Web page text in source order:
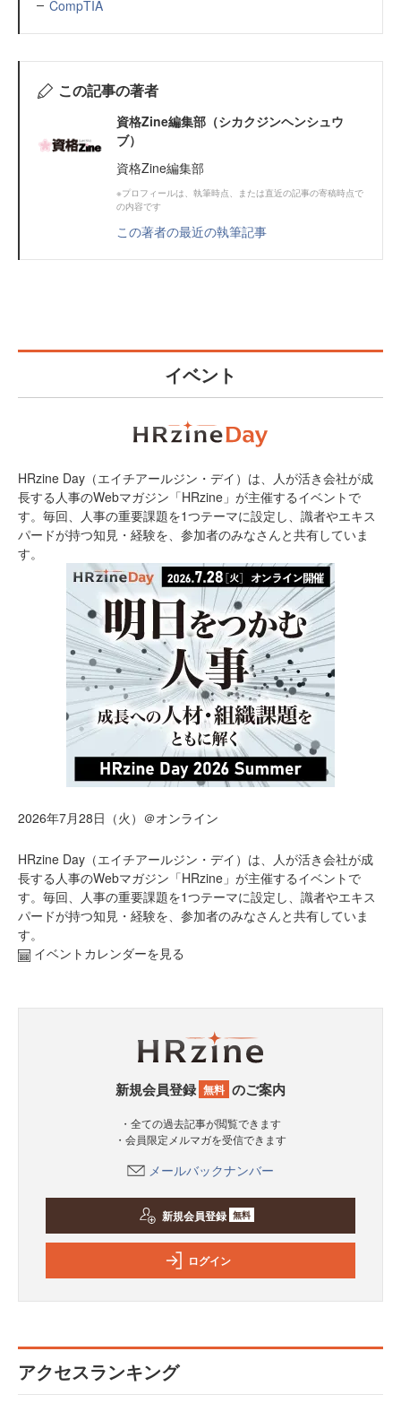
CompTIA
この記事の著者
資格Zine編集部（シカクジンヘンシュウ
ブ）
資格Zine編集部
※プロフィールは、執筆時点、または直近の記事の寄稿時点で
の内容です
この著者の最近の執筆記事
イベント
HRzine Day（エイチアールジン・デイ）は、人が活き会社が成
長する人事のWebマガジン「HRzine」が主催するイベントで
す。毎回、人事の重要課題を1つテーマに設定し、識者やエキス
パードが持つ知見・経験を、参加者のみなさんと共有していま
す。
2026年7月28日（火）＠オンライン
HRzine Day（エイチアールジン・デイ）は、人が活き会社が成
長する人事のWebマガジン「HRzine」が主催するイベントで
す。毎回、人事の重要課題を1つテーマに設定し、識者やエキス
パードが持つ知見・経験を、参加者のみなさんと共有していま
す。
イベントカレンダーを見る
新規会員登録 無料 のご案内
・全ての過去記事が閲覧できます
・会員限定メルマガを受信できます
メールバックナンバー
新規会員登録 無料
ログイン
アクセスランキング